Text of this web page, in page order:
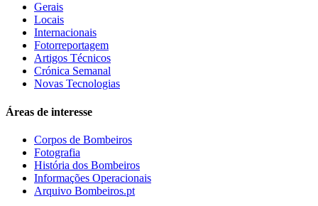
Gerais
Locais
Internacionais
Fotorreportagem
Artigos Técnicos
Crónica Semanal
Novas Tecnologias
Áreas de interesse
Corpos de Bombeiros
Fotografia
História dos Bombeiros
Informações Operacionais
Arquivo Bombeiros.pt